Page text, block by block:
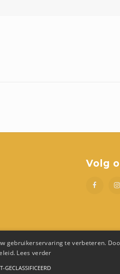
Volg
gebruikerservaring te verbeteren.
Lees verder
GECLASSIFICEERD